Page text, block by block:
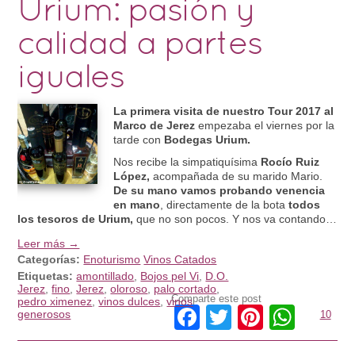
Urium: pasión y
calidad a partes
iguales
La primera visita de nuestro Tour 2017 al
Marco de Jerez empezaba el viernes por la
tarde con Bodegas Urium.
Nos recibe la simpatiquísima Rocío Ruiz
López, acompañada de su marido Mario.
De su mano vamos probando venencia
en mano , directamente de la botatodos
los tesoros de Urium, que no son pocos. Y nos va contando…
Leer más →
Categorías: Enoturismo Vinos Catados
Etiquetas: amontillado Bojos pel Vi D.O.
Jerez ,fino ,Jerez ,oloroso palo cortado
pedro ximenez ,vinos dulces ,vinos
generosos
Comparte este post
Facebook
Twitter 10